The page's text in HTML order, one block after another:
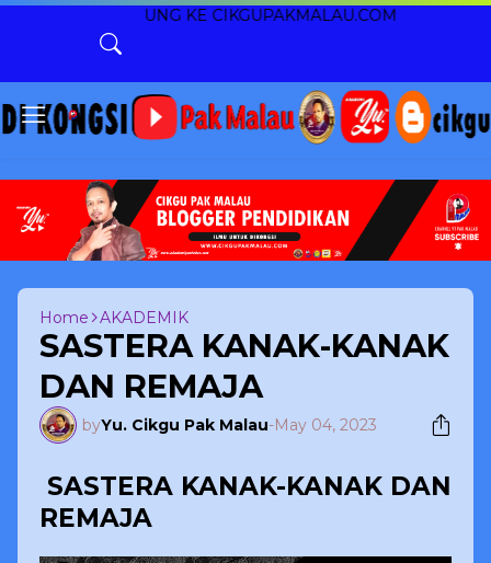
KE CIKGUPAKMALAU.COM
Home AKADEMIK
SASTERA KANAK-KANAK
DAN REMAJA
byYu. Cikgu Pak Malau-May 04, 2023
SASTERA KANAK-KANAK DAN
REMAJA